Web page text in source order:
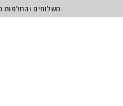
משלוחים והחלפות